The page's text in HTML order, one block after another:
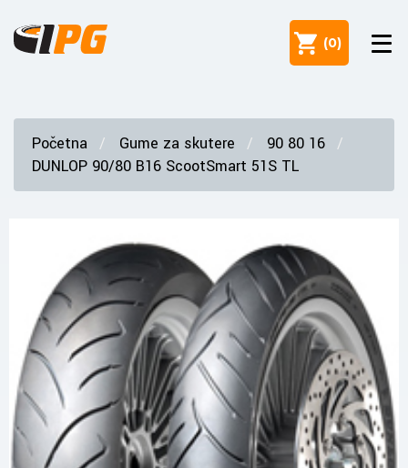
(0)
Početna Gume za skutere
90 80 16
DUNLOP 90/80 B16 ScootSmart 51S TL